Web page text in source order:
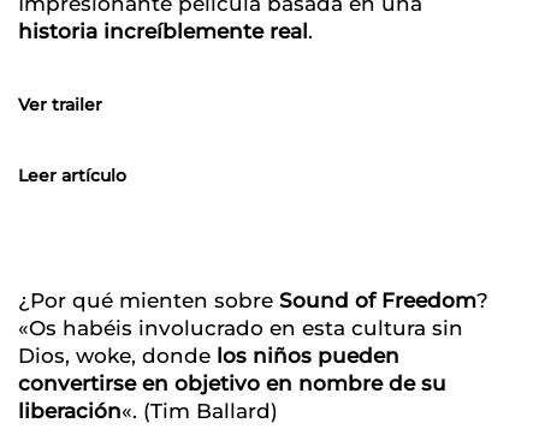
historia increíblemente real .
Ver trailer
Leer artículo
¿Por qué mienten sobre Sound of Freedom?
«Os habéis involucrado en esta cultura sin
Dios, woke, donde los niños pueden
convertirse en objetivo en nombre de su
liberación«. (Tim Ballard)